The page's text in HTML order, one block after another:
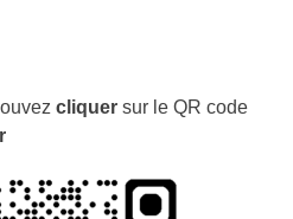
cliquer sur le QR code